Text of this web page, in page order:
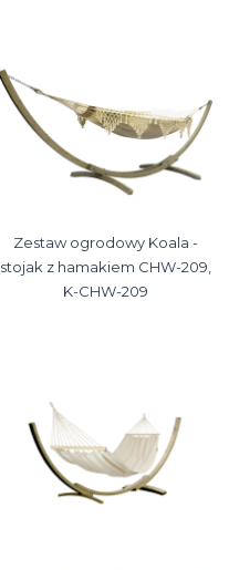
Zestaw ogrodowy Koala -
stojak z hamakiem CHW-209,
K-CHW-209